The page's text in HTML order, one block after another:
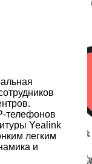
телефонов
Yealink
легким
и